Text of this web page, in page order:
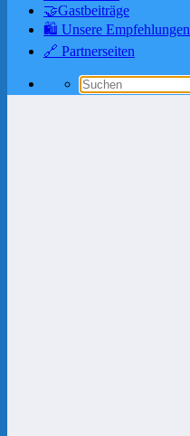
🤝Gastbeiträge
🛍️ Unsere Empfehlungen
🔗 Partnerseiten